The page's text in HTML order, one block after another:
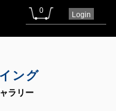
0 Login
ング
ラリー